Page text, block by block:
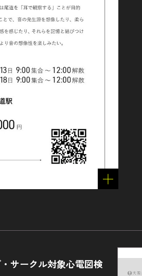
サークル対象心電図検